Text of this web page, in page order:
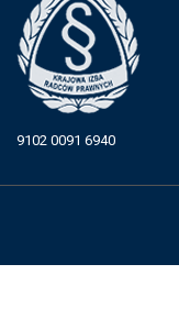
9102 0091 6940